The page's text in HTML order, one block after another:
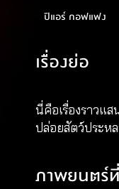
ปิแอร์ กอฟแฟง
เรื่องย่อ
นี่คือเรื่องราวแ
ปล่อยสัตว์ประห
ภาพยนตร์